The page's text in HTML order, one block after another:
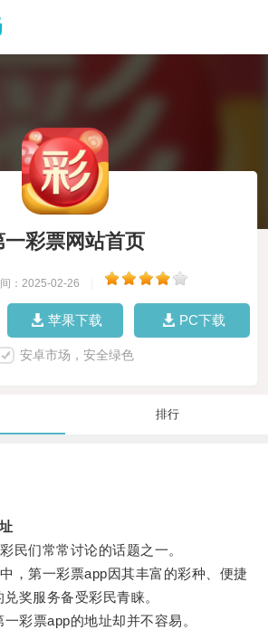
一彩票网站首页
：2025-02-26
苹果下载 PC下载
安卓市场，安全绿色
排行
们常常讨论的话题之一。
第一彩票app因其丰富的彩种、便捷
奖服务备受彩民青睐。
票app的地址却并不容易。